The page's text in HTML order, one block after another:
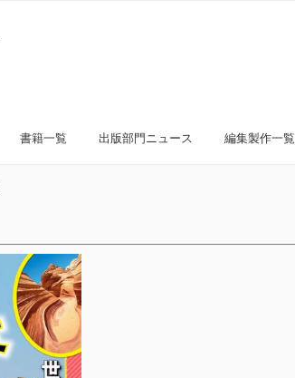
書籍一覧 出版部門ニュース 編集製作一覧